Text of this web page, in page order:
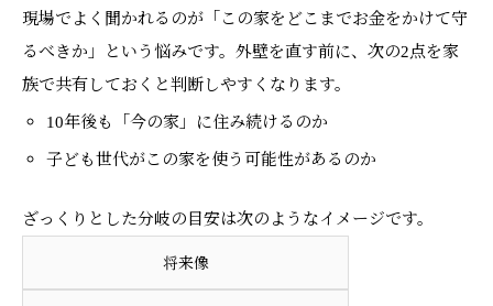
現場でよく聞かれるのが「この家をどこまでお金をかけて守
るべきか」という悩みです。外壁を直す前に、次の2点を家
族で共有しておくと判断しやすくなります。
10年後も「今の家」に住み続けるのか
子ども世代がこの家を使う可能性があるのか
ざっくりとした分岐の目安は次のようなイメージです。
将来像